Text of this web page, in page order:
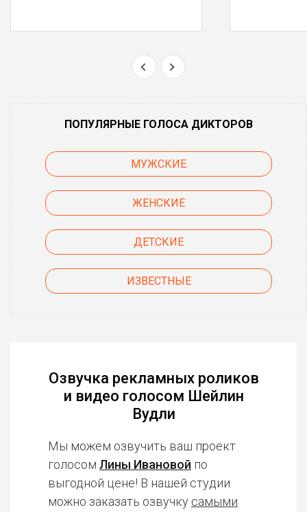
ПОПУЛЯРНЫЕ ГОЛОСА ДИКТОРОВ
МУЖСКИЕ
ЖЕНСКИЕ
ДЕТСКИЕ
ИЗВЕСТНЫЕ
Озвучка рекламных роликов
и видео голосом Шейлин
Вудли
Мы можем озвучить ваш проект
голосом Лины Ивановой по
выгодной цене! В нашей студии
можно заказать озвучку самыми